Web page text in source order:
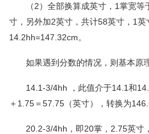
（2）全部换算成英寸，1掌宽
寸，另外加2英寸，共计58英寸，1英
14.2hh=147.32cm。
如果遇到分数的情况，则基本原
14.1-3/4hh ，此值介于14.1和
＋1.75＝57.75（英寸），转换为
20.2-3/4hh，即20掌，2.75英寸